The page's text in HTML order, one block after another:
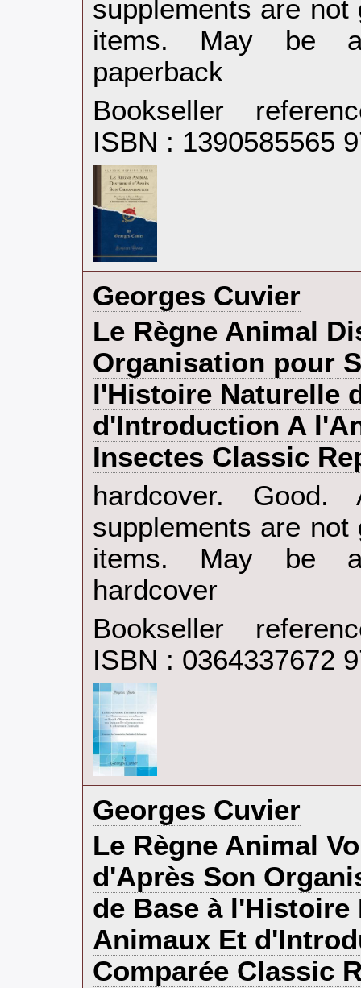
supplements are
items. May be
paperback‎
Bookseller
ISBN : 1390585565
‎Georges Cuvier‎
‎Le Règne Animal
Organisation pour
l'Histoire Naturelle
d'Introduction A
Insectes Classic
‎hardcover.
supplements are
items. May be
hardcover‎
Bookseller
ISBN : 0364337672
‎Georges Cuvier‎
‎Le Règne Animal
d'Après Son
de Base à l'Histoire
Animaux Et
Comparée Classic